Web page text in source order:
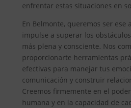
enfrentar estas situaciones en
En Belmonte, queremos ser ese
impulse a superar los
más plena y consciente. Nos
proporcionarte herramientas
efectivas para manejar tus
comunicación y construir
Creemos firmemente en el
humana y en la capacidad de